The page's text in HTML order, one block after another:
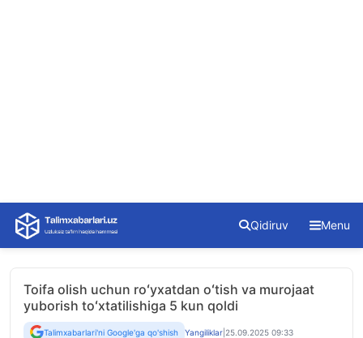
Skip
content
Qidiruv Menu
Toifa olish uchun roʻyxatdan oʻtish va murojaat
yuborish toʻxtatilishiga 5 kun qoldi
Talimxabarlari'ni Google'ga qo'shish Yangiliklar 25.09.2025 09:33